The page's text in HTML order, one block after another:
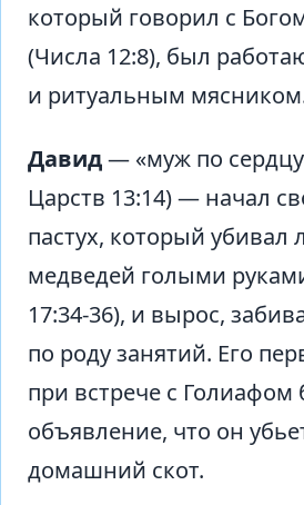
который говорил с
(Числа 12:8), был
и ритуальным
Давид— «муж по сердцу
Царств 13:14) — начал
пастух, который убивал
медведей голыми
17:34-36), и вырос,
по роду занятий. Его
при встрече с Голиафом
объявление, что он
домашний скот.